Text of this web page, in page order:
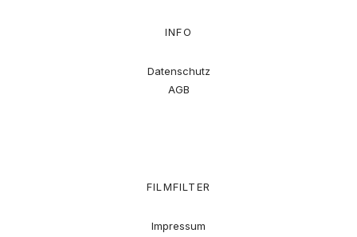
INFO
Datenschutz
AGB
FILMFILTER
Impressum